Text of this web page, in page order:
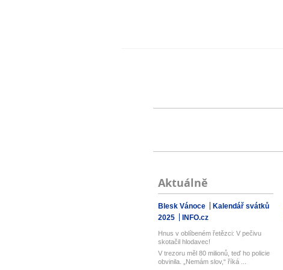
Aktuálně
Blesk Vánoce
Kalendář svátků
2025
INFO.cz
Hnus v oblíbeném řetězci: V pečivu
skotačil hlodavec!
V trezoru měl 80 milionů, teď ho policie
obvinila. „Nemám slov,“ říká ...